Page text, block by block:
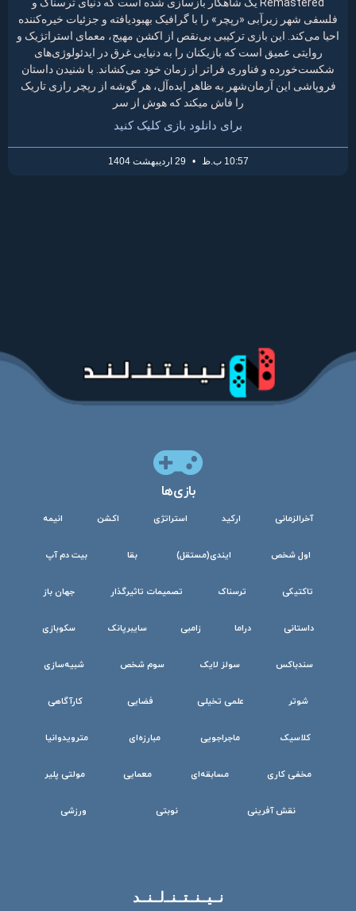
فلسفی شهر زیرآبی «رپچر» را با گرافیک بهبودیافته و جزئیات خیره‌کننده
احیا می‌کند. این بازی ترکیبی بی‌نقص از اکشن مهیج، معمای استراتژیک و
روایتی عمیق است که بازیکنان را به دنیایی غرق در ایدئولوژی‌های
شکست‌خورده و فناوری فراتر از زمان خود می‌کشاند. با شنیدن داستان
فروپاشی این آرمان‌شهر به ظاهر ایده‌آل، هر گوشه از رپچر رازی تاریک
را فاش میکند که هوش از سر
برای دانلود بازی کلیک کنید
10:57 ب.ظ
بازی‌ها
آخرالزمانی ارکید استراتژی اکشن انیمه
اول شخص ایندی(مستقل) بقا بیت دم آپ
تاکتیکی ترسناک تصمیمات تاثیرگذار جهان باز
داستانی دراما زامبی سایبرپانک سکوبازی
سندباکس سولز لایک سوم شخص شبیه‌سازی
شوتر علمی تخیلی فضایی کارآگاهی
کلاسیک ماجراجویی مبارزه‌ای مترویدوانیا
مخفی کاری مسابقه‌ای معمایی مولتی پلیر
نقش آفرینی نوبتی ورزشی
نــیــنــتــنــ‌لــنــد